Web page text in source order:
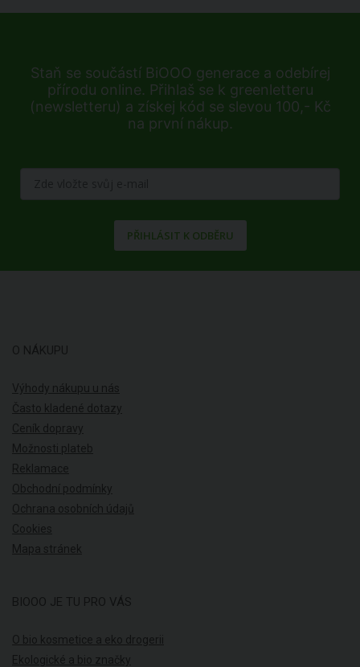
Staň se součástí BiOOO generace a odebírej
přírodu online. Přihlaš se k greenletteru
(newsletteru) a získej kód se slevou 100,- Kč
na první nákup.
PŘIHLÁSIT K ODBĚRU
O NÁKUPU
Výhody nákupu u nás
Často kladené dotazy
Ceník dopravy
Možnosti plateb
Reklamace
Obchodní podmínky
Ochrana osobních údajů
Cookies
Mapa stránek
BIOOO JE TU PRO VÁS
O bio kosmetice a eko drogerii
Ekologické a bio značky